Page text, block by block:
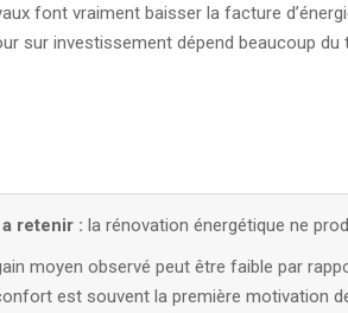
font vraiment baisser la facture
sur investissement dépend beaucoup
retenir : la rénovation énergétique ne
moyen observé peut être faible par
est souvent la première motivation